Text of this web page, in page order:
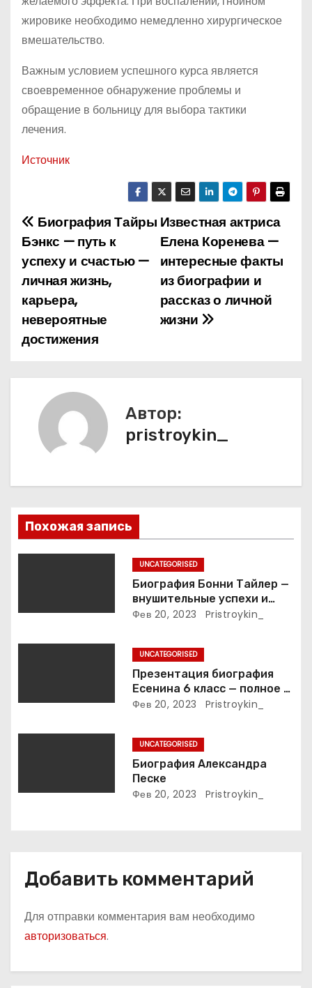
жировике необходимо немедленно хирургическое
вмешательство.
Важным условием успешного курса является
своевременное обнаружение проблемы и
обращение в больницу для выбора тактики
лечения.
Источник
Н
а
в
и
г
а
п
о
з
п
и
я
Известная актриса
Елена Коренева —
интересные факты
из биографии и
рассказ о личной
жизни
Биография Тайры
Бэнкс — путь к
успеху и счастью —
личная жизнь,
карьера,
невероятные
достижения
Автор:
pristroykin_
Похожая запись
UNCATEGORISED
Биография Бонни Тайлер —
внушительные успехи и
интимные подробности
Фев 20, 2023 Pristroykin_
UNCATEGORISED
Презентация биография
Есенина 6 класс — полное и
подробное описание жизни
Фев 20, 2023 Pristroykin_
UNCATEGORISED
Биография Александра
Песке
Фев 20, 2023 Pristroykin_
Добавить комментарий
Для отправки комментария вам необходимо
авторизоваться.